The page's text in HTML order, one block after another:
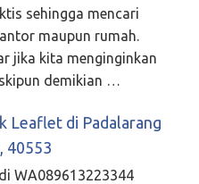
sehingga mencari
maupun rumah.
jika kita menginginkan
demikian …
Leaflet di Padalarang
40553
WA089613223344